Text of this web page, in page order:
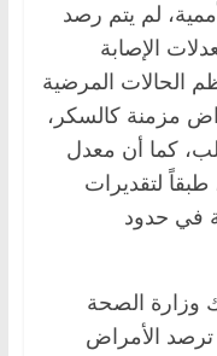
لم يتم رصد
الإصابة
الحالات المرضية
مزمنة كالسكر،
كما أن معدل
طبقاً لتقديرات
في حدود
وزارة الصحة
الأمراض